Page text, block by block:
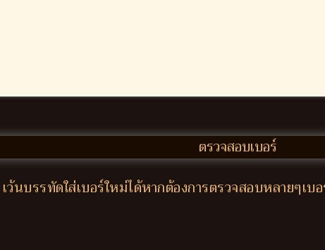
ว้นบรรทัดใส่เบอร์ใหม่ได้หากต้องการตรวจสอบหลายๆเบ